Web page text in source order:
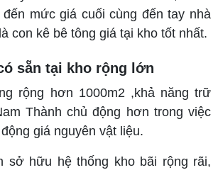
mức giá cuối cùng đến tay nhà
con kê bê tông giá tại kho tốt nhất.
sẵn tại kho rộng lớn
rộng hơn 1000m2 ,khả năng trữ
Thành chủ động hơn trong việc
giá nguyên vật liệu.
sở hữu hệ thống kho bãi rộng rãi,